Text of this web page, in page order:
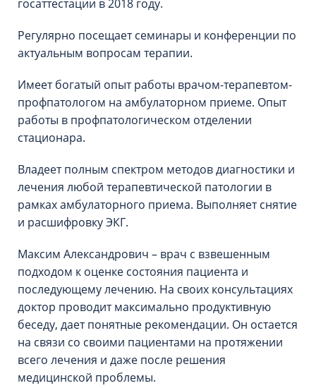
госаттестации в 2018 году.
Регулярно посещает семинары и конференции по
актуальным вопросам терапии.
Имеет богатый опыт работы врачом-терапевтом-
профпатологом на амбулаторном приеме. Опыт
работы в профпатологическом отделении
стационара.
Владеет полным спектром методов диагностики и
лечения любой терапевтической патологии в
рамках амбулаторного приема. Выполняет снятие
и расшифровку ЭКГ.
Максим Александрович – врач с взвешенным
подходом к оценке состояния пациента и
последующему лечению. На своих консультациях
доктор проводит максимально продуктивную
беседу, дает понятные рекомендации. Он остается
на связи со своими пациентами на протяжении
всего лечения и даже после решения
медицинской проблемы.